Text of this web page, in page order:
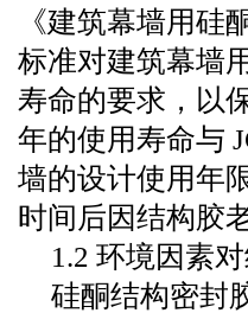
《建筑幕墙用硅
标准对建筑幕墙
寿命的要求，以
年的使用寿命与
墙的设计使用年
时间后因结构胶
1.2 环境因素
硅酮结构密封